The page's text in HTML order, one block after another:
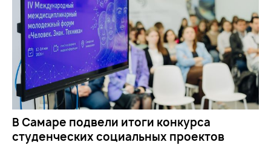
В Самаре подвели итоги конкурса
студенческих социальных проектов